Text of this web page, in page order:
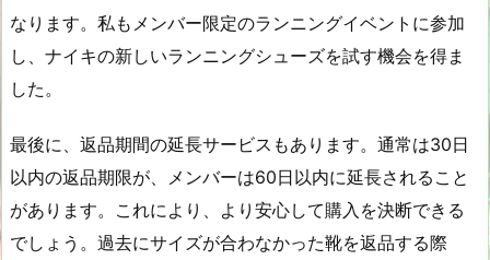
なります。私もメンバー限定のランニングイベントに参加
し、ナイキの新しいランニングシューズを試す機会を得ま
した。
最後に、返品期間の延長サービスもあります。通常は30日
以内の返品期限が、メンバーは60日以内に延長されること
があります。これにより、より安心して購入を決断できる
でしょう。過去にサイズが合わなかった靴を返品する際